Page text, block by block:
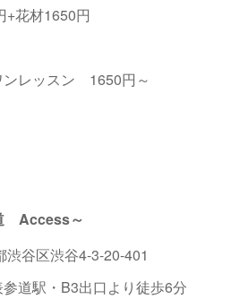
花材1650円
ンレッスン 1650円～
Access～
谷区渋谷4-3-20-401
道駅・B3出口より徒歩6分